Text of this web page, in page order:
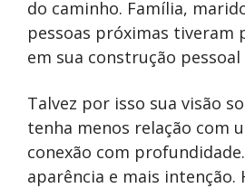
do caminho. Família,
pessoas próximas
em sua construção
Talvez por isso sua visão
tenha menos relação com
conexão com
aparência e mais intenção.